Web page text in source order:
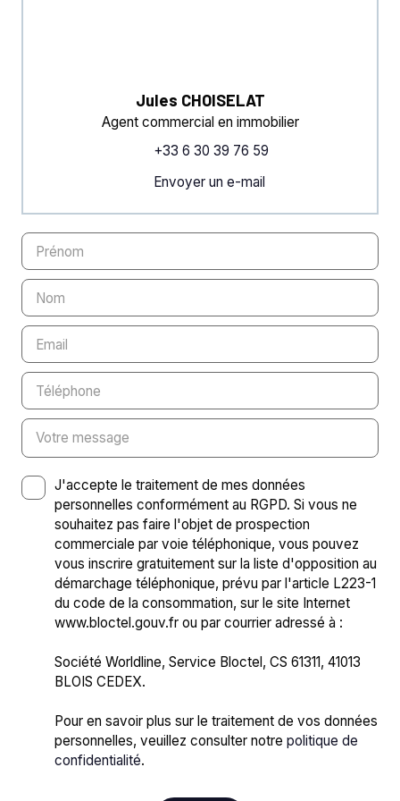
Jules CHOISELAT
Agent commercial en immobilier
+33 6 30 39 76 59
Envoyer un e-mail
Prénom
Nom
Email
Téléphone
Votre message
J'accepte le traitement de mes données
personnelles conformément au RGPD. Si vous ne
souhaitez pas faire l'objet de prospection
commerciale par voie téléphonique, vous pouvez
vous inscrire gratuitement sur la liste d'opposition au
démarchage téléphonique, prévu par l'article L223-1
du code de la consommation, sur le site Internet
www.bloctel.gouv.fr ou par courrier adressé à :
Société Worldline, Service Bloctel, CS 61311, 41013
BLOIS CEDEX.
Pour en savoir plus sur le traitement de vos données
personnelles, veuillez consulter notre politique de
confidentialité.